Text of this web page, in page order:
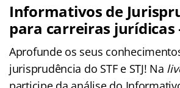
Informativos de
para carreiras jurídicas
Aprofunde os seus
jurisprudência do STF e STJ! Na